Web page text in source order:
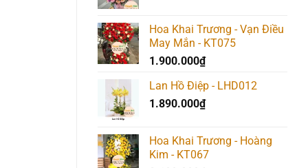
Hoa Khai Trương - Vạn Điều
May Mắn - KT075
1.900.000₫
Lan Hồ Điệp - LHD012
1.890.000₫
Hoa Khai Trương - Hoàng
Kim - KT067